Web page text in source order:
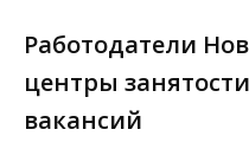
Работодатели
центры
вакансий